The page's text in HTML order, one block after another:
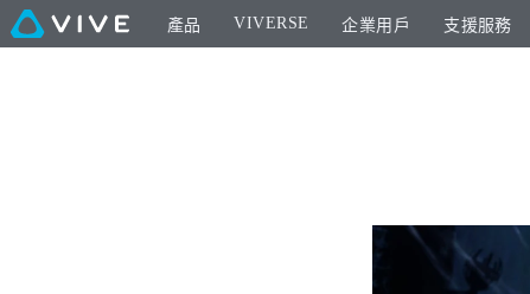
產品 VIVERSE 企業用戶 支援服務